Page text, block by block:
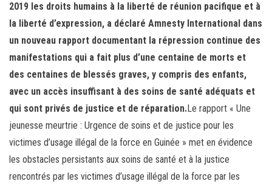
2019 les droits humains à la liberté de réunion pacifique et à
la liberté d’expression, a déclaré Amnesty International dans
un nouveau rapport documentant la répression continue des
manifestations qui a fait plus d’une centaine de morts et
des centaines de blessés graves, y compris des enfants,
avec un accès insuffisant à des soins de santé adéquats et
qui sont privés de justice et de réparation.Le rapport « Une
jeunesse meurtrie : Urgence de soins et de justice pour les
victimes d’usage illégal de la force en Guinée » met en évidence
les obstacles persistants aux soins de santé et à la justice
rencontrés par les victimes d’usage illégal de la force par les